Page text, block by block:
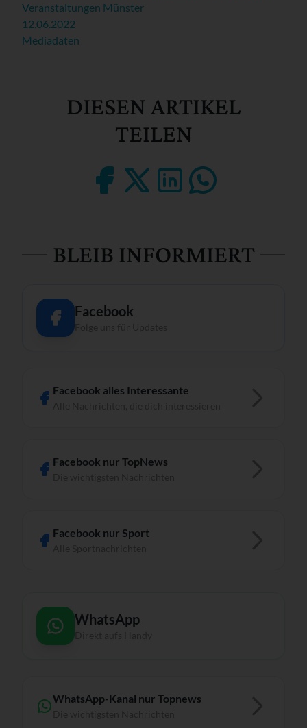
Veranstaltungen Münster
12.06.2022
Mediadaten
DIESEN ARTIKEL
TEILEN
BLEIB INFORMIERT
Facebook
Facebook alles Interessante
Facebook nur TopNews
Facebook nur Sport
WhatsApp
WhatsApp-Kanal nur Topnews